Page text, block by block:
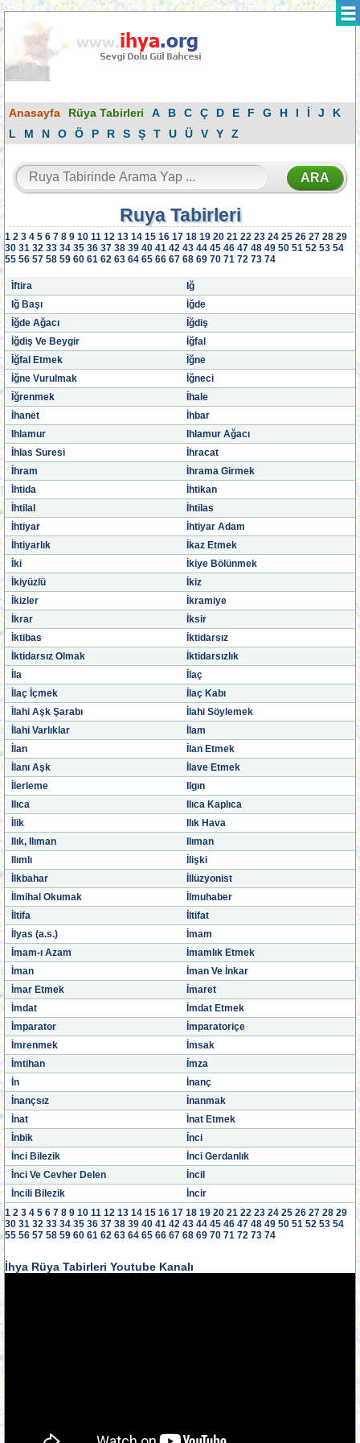
Anasayfa Rüya Tabirleri A B C Ç D E F G H I İ J
K
L
M N O Ö P R S Ş T U Ü V Y Z
Ruya Tabirleri
1 2 3 4 5 6 7 8 9 10 11 12 13 14 15 16 17 18 19 20 21 22 23 24 25 26 27 28 29
30 31 32 33 34 35 36 37 38 39 40 41 42 43 44 45 46 47 48 49 50 51 52 53 54
55 56 57 58 59 60 61 62 63 64 65 66 67 68 69 70 71 72 73 74
İftira
Iğ
Iğ Başı
İğde
İğde Ağacı
İğdiş
İğdiş Ve Beygir
İğfal
İğfal Etmek
İğne
İğne Vurulmak
İğneci
İğrenmek
İhale
İhanet
İhbar
Ihlamur
Ihlamur Ağacı
İhlas Suresi
İhracat
İhram
İhrama Girmek
İhtida
İhtikan
İhtilal
İhtilas
İhtiyar
İhtiyar Adam
İhtiyarlık
İkaz Etmek
İki
İkiye Bölünmek
İkiyüzlü
İkiz
İkizler
İkramiye
İkrar
İksir
İktibas
İktidarsız
İktidarsız Olmak
İktidarsızlık
İla
İlaç
İlaç İçmek
İlaç Kabı
İlahi Aşk Şarabı
İlahi Söylemek
İlahi Varlıklar
İlam
İlan
İlan Etmek
İlanı Aşk
İlave Etmek
İlerleme
Ilgın
Ilıca
Ilıca Kaplıca
İlik
Ilık Hava
Ilık, Ilıman
Ilıman
Ilımlı
İlişki
İlkbahar
İllüzyonist
İlmihal Okumak
İlmuhaber
İltifa
İltifat
İlyas (a.s.)
İmam
İmam-ı Azam
İmamlık Etmek
İman
İman Ve İnkar
İmar Etmek
İmaret
İmdat
İmdat Etmek
İmparator
İmparatoriçe
İmrenmek
İmsak
İmtihan
İmza
İn
İnanç
İnançsız
İnanmak
İnat
İnat Etmek
İnbik
İnci
İnci Bilezik
İnci Gerdanlık
İnci Ve Cevher Delen
İncil
İncili Bilezik
İncir
1 2 3 4 5 6 7 8 9 10 11 12 13 14 15 16 17 18 19 20 21 22 23 24 25 26 27 28 29
30 31 32 33 34 35 36 37 38 39 40 41 42 43 44 45 46 47 48 49 50 51 52 53 54
55 56 57 58 59 60 61 62 63 64 65 66 67 68 69 70 71 72 73 74
İhya Rüya Tabirleri Youtube Kanalı